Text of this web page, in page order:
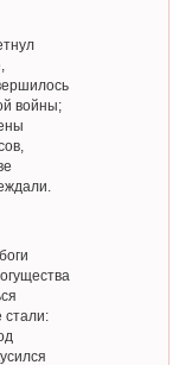
войны;
стали: